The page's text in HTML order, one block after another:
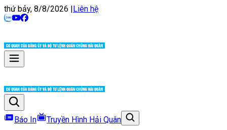
thứ bảy, 8/8/2026 |Liên hệ
Báo In Truyền Hình Hải Quân